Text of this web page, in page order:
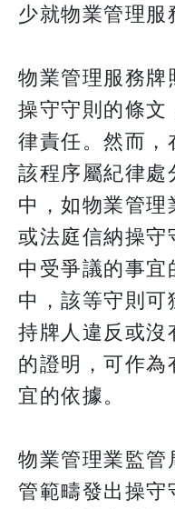
少就物業管理服
物業管理服務牌
操守守則的條文
律責任。然而，
該程序屬紀律處
中，如物業管
或法庭信納操守
中受爭議的事
中，該等守則
持牌人違反或沒
的證明，可作
宜的依據。
物業管理業監管
管範疇發出操守